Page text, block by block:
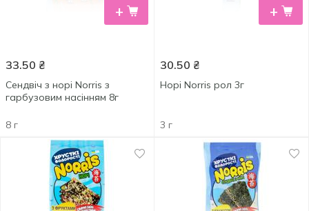
+
33.50 ₴
Сендвіч з норі Norris з
гарбузовим насінням 8г
8 г
+
30.50 ₴
Норі Norris рол 3г
3 г